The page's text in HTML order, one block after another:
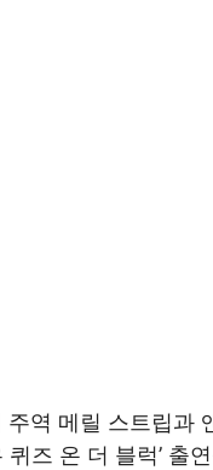
주역 메릴 스트립
즈 온 더 블럭’ 출